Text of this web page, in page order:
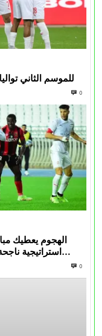
للموسم الثاني
0
الهجوم يعطيك
استراتيجية
0